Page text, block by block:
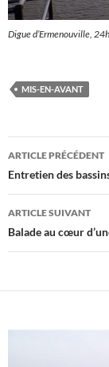
Digue d’Ermenouville,
MIS-EN-AVANT
Navigation
des
articles
ARTICLE PRÉCÉDENT
Entretien des
ARTICLE SUIVANT
Balade au cœur